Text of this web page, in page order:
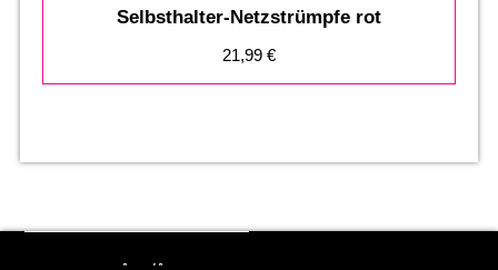
Selbsthalter-Netzstrümpfe rot
21,99 €